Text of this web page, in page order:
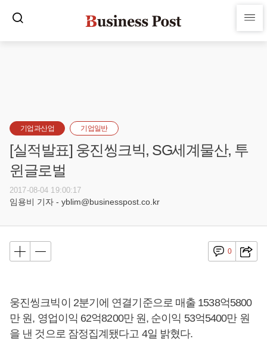
기업과산업 기업일반
[실적발표] 웅진씽크빅, SG세계물산, 투
윈글로벌
2017-08-04 19:00:17
임용비 기자 - yblim@businesspost.co.kr
0
웅진씽크빅이 2분기에 연결기준으로 매출 1538억5800
만 원, 영업이익 62억8200만 원, 순이익 53억5400만 원
을 낸 것으로 잠정집계됐다고 4일 밝혔다.